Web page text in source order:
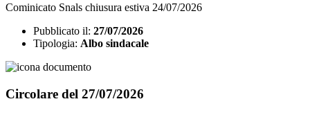
Cominicato Snals chiusura estiva 24/07/2026
Pubblicato il: 27/07/2026
Tipologia: Albo sindacale
Circolare del 27/07/2026